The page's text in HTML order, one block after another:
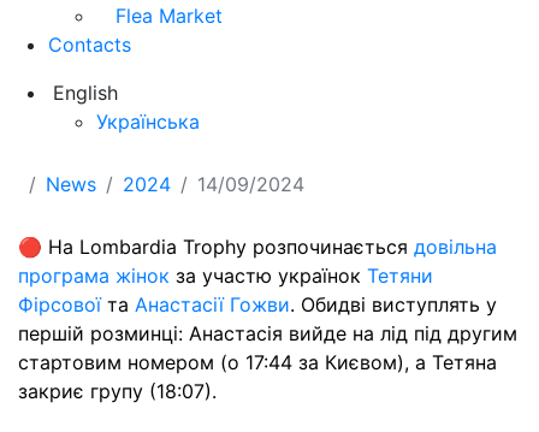
Flea Market
Contacts
English
Українська
News 2024 14/09/2024
🔴 На Lombardia Trophy розпочинається довільна
програма жінок за участю українок Тетяни
Фірсовоїта Анастасії Гожви. Обидві виступлять у
першій розминці: Анастасія вийде на лід під другим
стартовим номером (о 17:44 за Києвом), а Тетяна
закриє групу (18:07).